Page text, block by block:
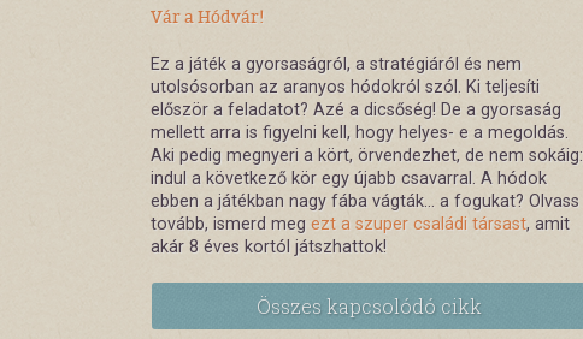
Vár a Hódvár!
Ez a játék a gyorsaságról, a stratégiáról és nem
utolsósorban az aranyos hódokról szól. Ki teljesíti
először a feladatot? Azé a dicsőség! De a gyorsaság
mellett arra is figyelni kell, hogy helyes- e a megoldás.
Aki pedig megnyeri a kört, örvendezhet, de nem sokáig:
indul a következő kör egy újabb csavarral. A hódok
ebben a játékban nagy fába vágták... a fogukat? Olvass
tovább, ismerd meg ezt a szuper családi társast, amit
akár 8 éves kortól játszhattok!
Összes kapcsolódó cikk